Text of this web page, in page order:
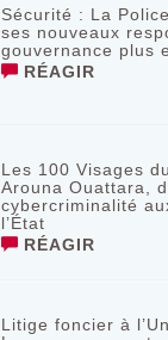
Sécurité : La
ses nouveaux
gouvernance plus
RÉAGIR
Les 100 Visages
Arouna Ouattara,
cybercriminalité
l’État
RÉAGIR
Litige foncier à